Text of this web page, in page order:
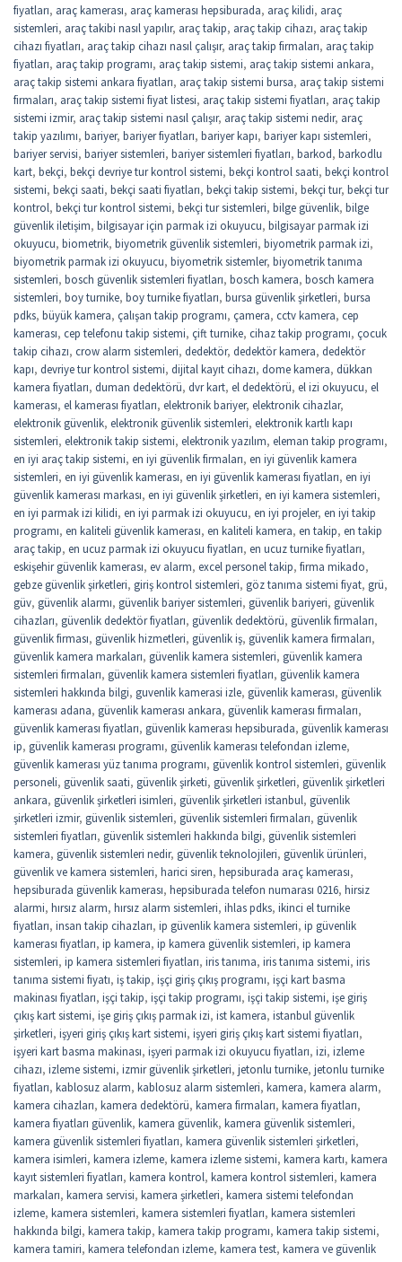
fiyatları, araç kamerası, araç kamerası hepsiburada, araç kilidi, araç
sistemleri, araç takibi nasıl yapılır, araç takip, araç takip cihazı, araç takip
cihazı fiyatları, araç takip cihazı nasıl çalışır, araç takip firmaları, araç takip
fiyatları, araç takip programı, araç takip sistemi, araç takip sistemi ankara,
araç takip sistemi ankara fiyatları, araç takip sistemi bursa, araç takip sistemi
firmaları, araç takip sistemi fiyat listesi, araç takip sistemi fiyatları, araç takip
sistemi izmir, araç takip sistemi nasıl çalışır, araç takip sistemi nedir, araç
takip yazılımı, bariyer, bariyer fiyatları, bariyer kapı, bariyer kapı sistemleri,
bariyer servisi, bariyer sistemleri, bariyer sistemleri fiyatları, barkod, barkodlu
kart, bekçi, bekçi devriye tur kontrol sistemi, bekçi kontrol saati, bekçi kontrol
sistemi, bekçi saati, bekçi saati fiyatları, bekçi takip sistemi, bekçi tur, bekçi tur
kontrol, bekçi tur kontrol sistemi, bekçi tur sistemleri, bilge güvenlik, bilge
güvenlik iletişim, bilgisayar için parmak izi okuyucu, bilgisayar parmak izi
okuyucu, biometrik, biyometrik güvenlik sistemleri, biyometrik parmak izi,
biyometrik parmak izi okuyucu, biyometrik sistemler, biyometrik tanıma
sistemleri, bosch güvenlik sistemleri fiyatları, bosch kamera, bosch kamera
sistemleri, boy turnike, boy turnike fiyatları, bursa güvenlik şirketleri, bursa
pdks, büyük kamera, çalışan takip programı, çamera, cctv kamera, cep
kamerası, cep telefonu takip sistemi, çift turnike, cihaz takip programı, çocuk
takip cihazı, crow alarm sistemleri, dedektör, dedektör kamera, dedektör
kapı, devriye tur kontrol sistemi, dijital kayıt cihazı, dome kamera, dükkan
kamera fiyatları, duman dedektörü, dvr kart, el dedektörü, el izi okuyucu, el
kamerası, el kamerası fiyatları, elektronik bariyer, elektronik cihazlar,
elektronik güvenlik, elektronik güvenlik sistemleri, elektronik kartlı kapı
sistemleri, elektronik takip sistemi, elektronik yazılım, eleman takip programı,
en iyi araç takip sistemi, en iyi güvenlik firmaları, en iyi güvenlik kamera
sistemleri, en iyi güvenlik kamerası, en iyi güvenlik kamerası fiyatları, en iyi
güvenlik kamerası markası, en iyi güvenlik şirketleri, en iyi kamera sistemleri,
en iyi parmak izi kilidi, en iyi parmak izi okuyucu, en iyi projeler, en iyi takip
programı, en kaliteli güvenlik kamerası, en kaliteli kamera, en takip, en takip
araç takip, en ucuz parmak izi okuyucu fiyatları, en ucuz turnike fiyatları,
eskişehir güvenlik kamerası, ev alarm, excel personel takip, firma mikado,
gebze güvenlik şirketleri, giriş kontrol sistemleri, göz tanıma sistemi fiyat, grü,
güv, güvenlik alarmı, güvenlik bariyer sistemleri, güvenlik bariyeri, güvenlik
cihazları, güvenlik dedektör fiyatları, güvenlik dedektörü, güvenlik firmaları,
güvenlik firması, güvenlik hizmetleri, güvenlik iş, güvenlik kamera firmaları,
güvenlik kamera markaları, güvenlik kamera sistemleri, güvenlik kamera
sistemleri firmaları, güvenlik kamera sistemleri fiyatları, güvenlik kamera
sistemleri hakkında bilgi, guvenlik kamerasi izle, güvenlik kamerası, güvenlik
kamerası adana, güvenlik kamerası ankara, güvenlik kamerası firmaları,
güvenlik kamerası fiyatları, güvenlik kamerası hepsiburada, güvenlik kamerası
ip, güvenlik kamerası programı, güvenlik kamerası telefondan izleme,
güvenlik kamerası yüz tanıma programı, güvenlik kontrol sistemleri, güvenlik
personeli, güvenlik saati, güvenlik şirketi, güvenlik şirketleri, güvenlik şirketleri
ankara, güvenlik şirketleri isimleri, güvenlik şirketleri istanbul, güvenlik
şirketleri izmir, güvenlik sistemleri, güvenlik sistemleri firmaları, güvenlik
sistemleri fiyatları, güvenlik sistemleri hakkında bilgi, güvenlik sistemleri
kamera, güvenlik sistemleri nedir, güvenlik teknolojileri, güvenlik ürünleri,
güvenlik ve kamera sistemleri, harici siren, hepsiburada araç kamerası,
hepsiburada güvenlik kamerası, hepsiburada telefon numarası 0216, hirsiz
alarmi, hırsız alarm, hırsız alarm sistemleri, ihlas pdks, ikinci el turnike
fiyatları, insan takip cihazları, ip güvenlik kamera sistemleri, ip güvenlik
kamerası fiyatları, ip kamera, ip kamera güvenlik sistemleri, ip kamera
sistemleri, ip kamera sistemleri fiyatları, iris tanıma, iris tanıma sistemi, iris
tanıma sistemi fiyatı, iş takip, işçi giriş çıkış programı, işçi kart basma
makinası fiyatları, işçi takip, işçi takip programı, işçi takip sistemi, işe giriş
çıkış kart sistemi, işe giriş çıkış parmak izi, ist kamera, istanbul güvenlik
şirketleri, işyeri giriş çıkış kart sistemi, işyeri giriş çıkış kart sistemi fiyatları,
işyeri kart basma makinası, işyeri parmak izi okuyucu fiyatları, izi, izleme
cihazı, izleme sistemi, izmir güvenlik şirketleri, jetonlu turnike, jetonlu turnike
fiyatları, kablosuz alarm, kablosuz alarm sistemleri, kamera, kamera alarm,
kamera cihazları, kamera dedektörü, kamera firmaları, kamera fiyatları,
kamera fiyatları güvenlik, kamera güvenlik, kamera güvenlik sistemleri,
kamera güvenlik sistemleri fiyatları, kamera güvenlik sistemleri şirketleri,
kamera isimleri, kamera izleme, kamera izleme sistemi, kamera kartı, kamera
kayıt sistemleri fiyatları, kamera kontrol, kamera kontrol sistemleri, kamera
markaları, kamera servisi, kamera şirketleri, kamera sistemi telefondan
izleme, kamera sistemleri, kamera sistemleri fiyatları, kamera sistemleri
hakkında bilgi, kamera takip, kamera takip programı, kamera takip sistemi,
kamera tamiri, kamera telefondan izleme, kamera test, kamera ve güvenlik